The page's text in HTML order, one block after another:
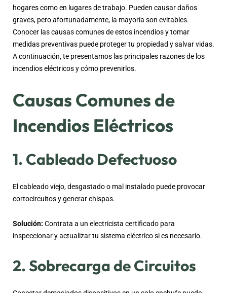
hogares como en lugares de trabajo. Pueden causar daños
graves, pero afortunadamente, la mayoría son evitables.
Conocer las causas comunes de estos incendios y tomar
medidas preventivas puede proteger tu propiedad y salvar vidas.
A continuación, te presentamos las principales razones de los
incendios eléctricos y cómo prevenirlos.
Causas Comunes de
Incendios Eléctricos
1. Cableado Defectuoso
El cableado viejo, desgastado o mal instalado puede provocar
cortocircuitos y generar chispas.
Solución: Contrata a un electricista certificado para
inspeccionar y actualizar tu sistema eléctrico si es necesario.
2. Sobrecarga de Circuitos